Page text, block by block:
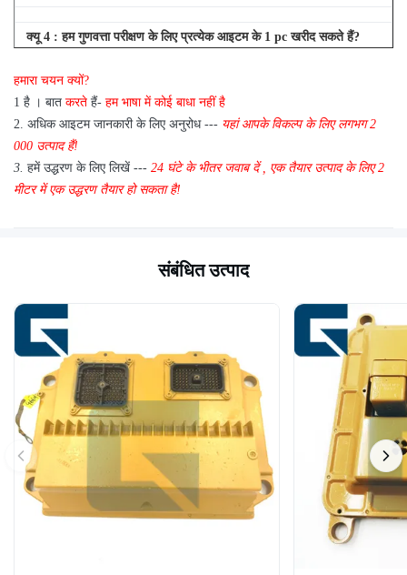
क्यू 4 : हम गुणवत्ता परीक्षण के लिए प्रत्येक आइटम के 1 pc खरीद सकते हैं?
आप स्टॉक में की जरूरत है
हमारा चयन क्यों?
1 है । बात करते हैं- हम भाषा में कोई बाधा नहीं है
2. अधिक आइटम जानकारी के लिए अनुरोध --- यहां आपके विकल्प के लिए लगभग 2
000 उत्पाद हैं!
3. हमें उद्धरण के लिए लिखें --- 24 घंटे के भीतर जवाब दें , एक तैयार उत्पाद के लिए 2
मीटर में एक उद्धरण तैयार हो सकता है!
संबंधित उत्पाद